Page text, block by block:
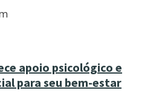
apoio psicológico e
para seu bem-estar